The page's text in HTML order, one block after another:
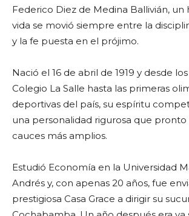
Federico Diez de Medina Ballivián,
vida se movió siempre entre la
y la fe puesta en el prójimo.
Nació el 16 de abril de 1919 y desde
Colegio La Salle hasta las primeras
deportivas del país, su espíritu
una personalidad rigurosa que
cauces más amplios.
Estudió Economía en la Universidad
Andrés y, con apenas 20 años, fue
prestigiosa Casa Grace a dirigir su